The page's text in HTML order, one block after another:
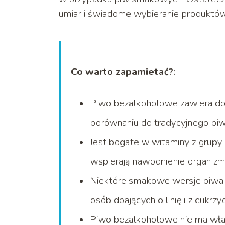
umiar i świadome wybieranie
Co warto zapamietać?:
Piwo bezalkoholowe zawiera
porównaniu do tradycyjnego
Jest bogate w witaminy z grupy
wspierają nawodnienie
Niektóre smakowe wersje
osób dbających o linię i z
Piwo bezalkoholowe nie ma